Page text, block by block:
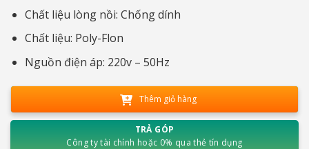
Chất liệu lòng nồi: Chống dính
Chất liệu: Poly-Flon
Nguồn điện áp: 220v – 50Hz
Thêm giỏ hàng
TRẢ GÓP
Công ty tài chính hoặc 0% qua thẻ tín dụng